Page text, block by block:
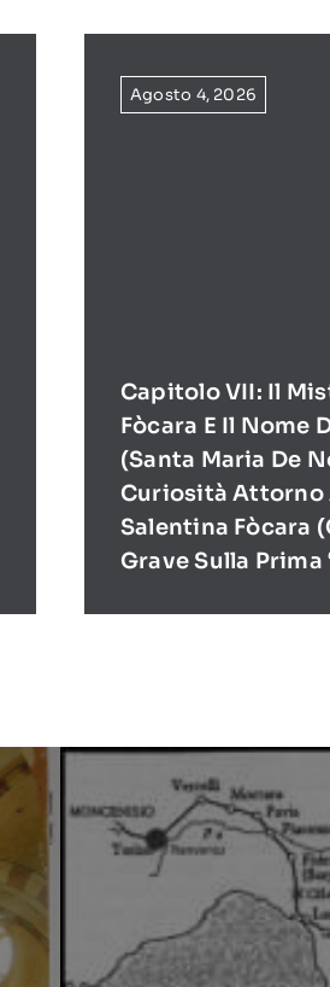
Agosto 4, 2026
Capitolo VII: Il
Fòcara E Il Nome
(Santa Maria De
Curiosità Attorno
Salentina Fòcara
Grave Sulla Prima